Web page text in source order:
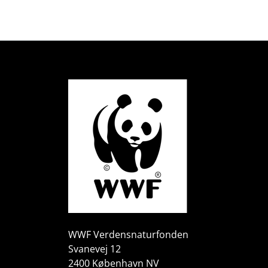
WWF Verdensnaturfonden
Svanevej 12
2400 København NV